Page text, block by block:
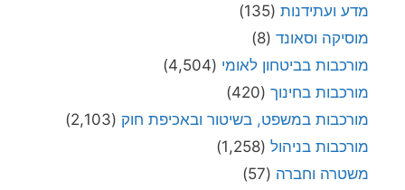
מדע ועתידנות (135)
מוסיקה וסאונד (8)
מורכבות בביטחון לאומי (4,504)
מורכבות בחינוך (420)
מורכבות במשפט, בשיטור ובאכיפת חוק (2,103)
מורכבות בניהול (1,258)
משטרה וחברה (57)